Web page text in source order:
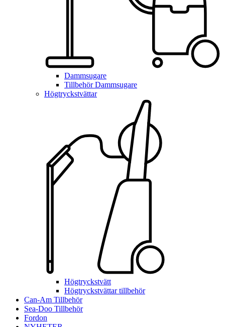
Dammsugare
Tillbehör Dammsugare
Högtryckstvättar
Högtryckstvätt
Högtryckstvättar tillbehör
Can-Am Tillbehör
Sea-Doo Tillbehör
Fordon